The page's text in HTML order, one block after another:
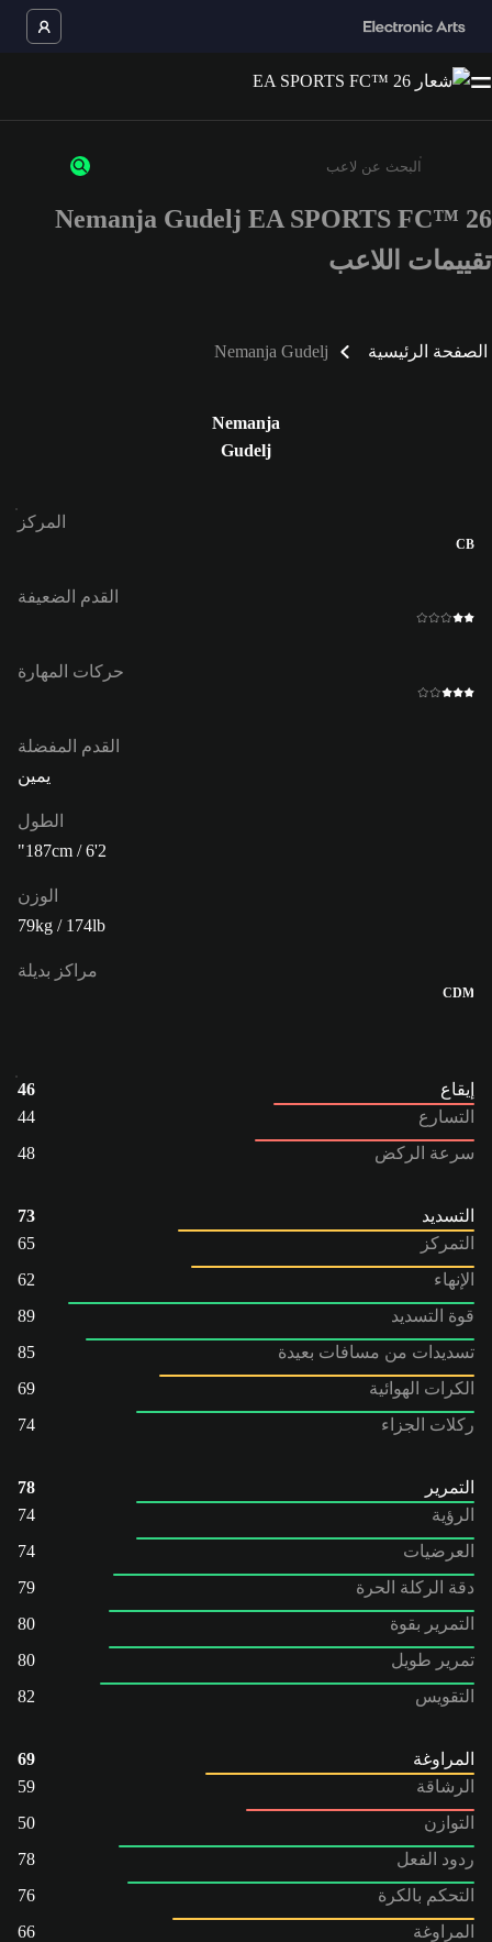
أدخل 3 أحرف أو أرقام على الأقل
Nemanja Gudelj EA SPORTS FC™ 26
تقييمات اللاعب
الصفحة الرئيسية Nemanja Gudelj
Nemanja
Gudelj
المركز
CB
القدم الضعيفة
حركات المهارة
القدم المفضلة
يمين
الطول
187cm / 6'2"
الوزن
79kg / 174lb
مراكز بديلة
CDM
إيقاع
46
التسارع
44
سرعة الركض
48
التسديد
73
التمركز
65
الإنهاء
62
قوة التسديد
89
تسديدات من مسافات بعيدة
85
الكرات الهوائية
69
ركلات الجزاء
74
التمرير
78
الرؤية
74
العرضيات
74
دقة الركلة الحرة
79
التمرير بقوة
80
تمرير طويل
80
التقويس
82
المراوغة
69
الرشاقة
59
التوازن
50
ردود الفعل
78
التحكم بالكرة
76
المراوغة
66